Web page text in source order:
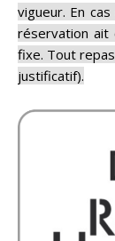
vigueur. En
réservation
fixe. Tout
justificatif).